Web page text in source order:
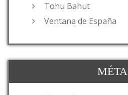
Tohu Bahut
Ventana de España
MÉTA